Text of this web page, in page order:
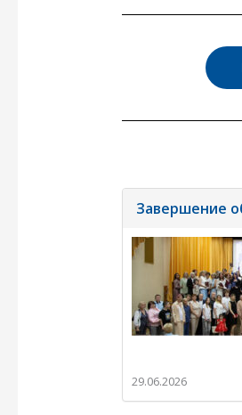
Завершение
29.06.2026